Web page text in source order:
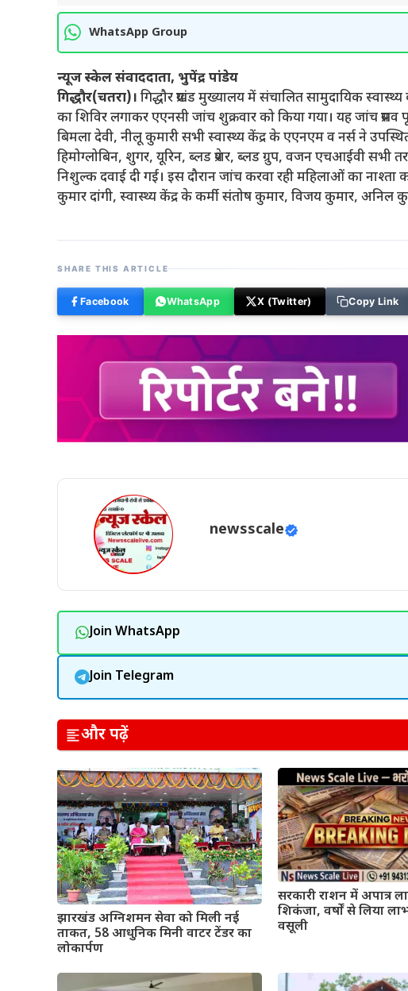
WhatsApp Group
न्यूज स्केल संवाददाता, भुपेंद्र पांडेय
गिद्धौर(चतरा)। गिद्धौर प्रखंड मुख्यालय में संचालित सामुदायिक
का शिविर लगाकर एएनसी जांच शुक्रवार को किया गया। यह जांच प्रसव
बिमला देवी, नीलू कुमारी सभी स्वास्थ्य केंद्र के एएनएम व नर्स ने
हिमोग्लोबिन, शुगर, यूरिन, ब्लड प्रेशर, ब्लड ग्रुप, वजन एचआईवी
निशुल्क दवाई दी गई। इस दौरान जांच करवा रही महिलाओं का नाश्ता
कुमार दांगी, स्वास्थ्य केंद्र के कर्मी संतोष कुमार, विजय कुमार, अनिल
SHARE THIS ARTICLE
Facebook WhatsApp X (Twitter) Copy Link
newsscale
Join WhatsApp
Join Telegram
और पढ़ें
झारखंड अग्निशमन सेवा को मिली नई
ताकत, 58 आधुनिक मिनी वाटर टेंडर का
लोकार्पण
सरकारी राशन में अपात्र
शिकंजा, वर्षों से लिया
वसूली